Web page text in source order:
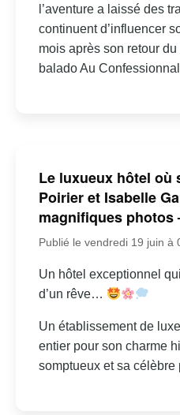
l’aventure a laissé des
continuent d’influencer
mois après son retour
balado Au
Le luxueux hôtel où
Poirier et Isabelle
magnifiques photos
Publié le vendredi 19 juin à
Un hôtel exceptionnel
d’un rêve…
Un établissement de
entier pour son charme
somptueux et sa